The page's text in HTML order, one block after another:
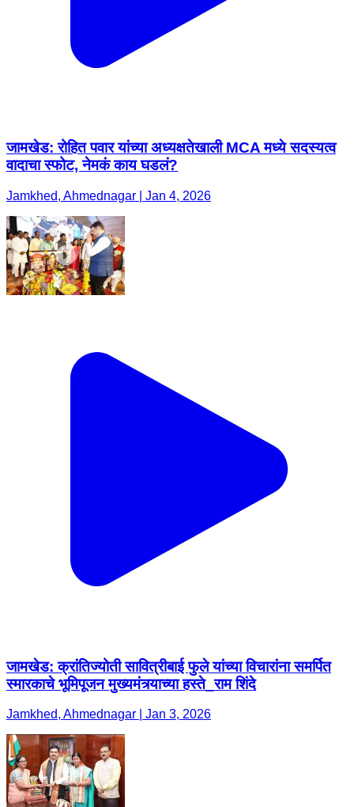
जामखेड: रोहित पवार यांच्या अध्यक्षतेखाली MCA मध्ये सदस्यत्व
वादाचा स्फोट, नेमकं काय घडलं?
Jamkhed, Ahmednagar | Jan 4, 2026
जामखेड: क्रांतिज्योती सावित्रीबाई फुले यांच्या विचारांना समर्पित
स्मारकाचे भूमिपूजन मुख्यमंत्र्याच्या हस्ते_राम शिंदे
Jamkhed, Ahmednagar | Jan 3, 2026